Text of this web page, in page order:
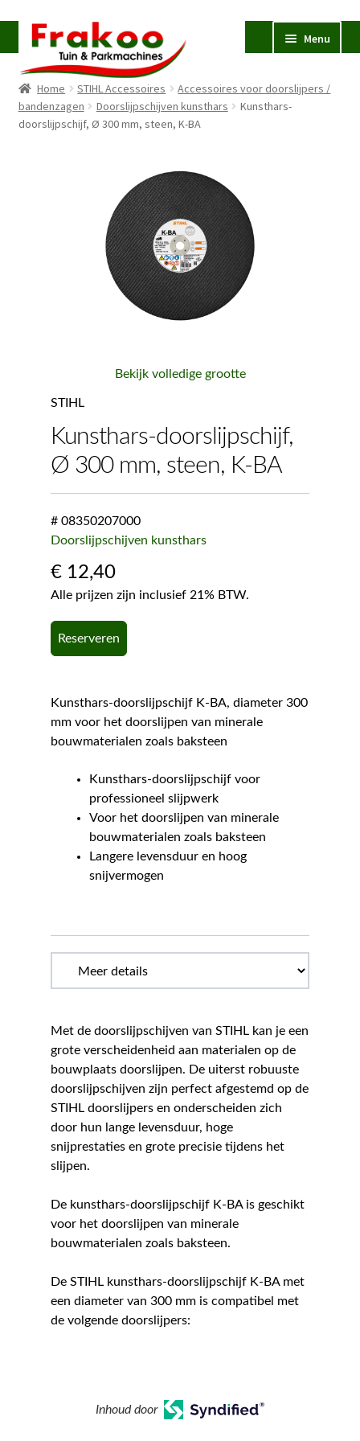
Ga
door
naar
navigatie
Ga
naar
de
inhoud
Menu
Homepage
Verkoop en Reparatie
Home STIHL Accessoires
Accessoires voor doorslijpers /
bandenzagen
Doorslijpschijven kunsthars
Kunsthars-
doorslijpschijf, Ø 300 mm, steen, K-BA
Bekijk volledige grootte
STIHL
Kunsthars-doorslijpschijf,
Ø 300 mm, steen, K-BA
# 08350207000
Doorslijpschijven kunsthars
€12,40
Alle prijzen zijn inclusief 21% BTW.
Reserveren
Kunsthars-doorslijpschijf K-BA, diameter 300
mm voor het doorslijpen van minerale
bouwmaterialen zoals baksteen
Kunsthars-doorslijpschijf voor
professioneel slijpwerk
Voor het doorslijpen van minerale
bouwmaterialen zoals baksteen
Langere levensduur en hoog
snijvermogen
Met de doorslijpschijven van STIHL kan je een
grote verscheidenheid aan materialen op de
bouwplaats doorslijpen. De uiterst robuuste
doorslijpschijven zijn perfect afgestemd op de
STIHL doorslijpers en onderscheiden zich
door hun lange levensduur, hoge
snijprestaties en grote precisie tijdens het
slijpen.
De kunsthars-doorslijpschijf K-BA is geschikt
voor het doorslijpen van minerale
bouwmaterialen zoals baksteen.
De STIHL kunsthars-doorslijpschijf K-BA met
een diameter van 300 mm is compatibel met
de volgende doorslijpers:
Inhoud door